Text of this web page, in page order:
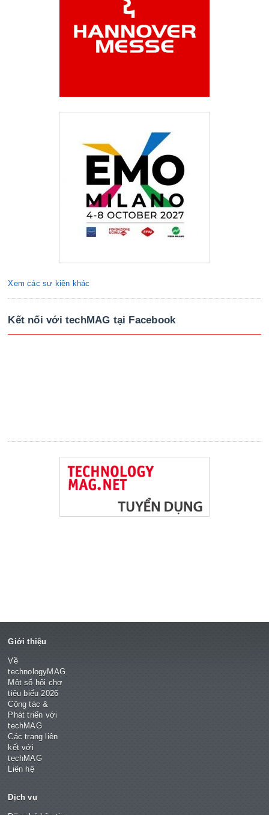
Xem các sự kiện khác
Kết nối với techMAG tại Facebook
Giới thiệu
Về
technologyMAG
Một số hội chợ
tiêu biểu 2026
Cộng tác &
Phát triển với
techMAG
Các trang liên
kết với
techMAG
Liên hệ
Dịch vụ